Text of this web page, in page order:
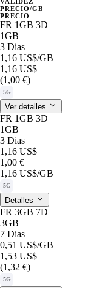
PRECIO/GB
PRECIO
FR 1GB 3D
1GB
3 Dias
1,16 US$/GB
1,16 US$
(1,00 €)
5G
Ver detalles
FR 1GB 3D
1GB
3 Dias
1,16 US$
1,00 €
1,16 US$/GB
5G
Detalles
FR 3GB 7D
3GB
7 Dias
0,51 US$/GB
1,53 US$
(1,32 €)
5G